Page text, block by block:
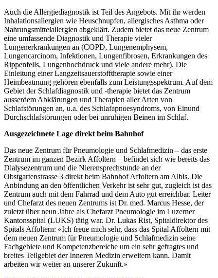
Auch die Allergiediagnostik ist Teil des Angebots. Mit ihr werden
Inhalationsallergien wie Heuschnupfen, allergisches Asthma oder
Nahrungsmittelallergien abgeklärt. Zudem bietet das neue Zentrum
eine umfassende Diagnostik und Therapie vieler
Lungenerkrankungen an (COPD, Lungenemphysem,
Lungencarcinom, Infektionen, Lungenfibrosen, Erkrankungen des
Rippenfells, Lungenhochdruck und viele andere mehr). Die
Einleitung einer Langzeitsauerstofftherapie sowie einer
Heimbeatmung gehören ebenfalls zum Leistungsspektrum. Auf dem
Gebiet der Schlafdiagnostik und -therapie bietet das Zentrum
ausserdem Abklärungen und Therapien aller Arten von
Schlafstörungen an, u.a. des Schlafapnoesyndroms, von Einund
Durchschlafstörungen oder bei unruhigen Beinen im Schlaf.
Ausgezeichnete Lage direkt beim Bahnhof
Das neue Zentrum für Pneumologie und Schlafmedizin – das erste
Zentrum im ganzen Bezirk Affoltern – befindet sich wie bereits das
Dialysezentrum und die Nierensprechstunde an der
Obstgartenstrasse 3 direkt beim Bahnhof Affoltern am Albis. Die
Anbindung an den öffentlichen Verkehr ist sehr gut, zugleich ist das
Zentrum auch mit dem Fahrrad und dem Auto gut erreichbar. Leiter
und Chefarzt des neuen Zentrums ist Dr. med. Marcus Hesse, der
zuletzt über neun Jahre als Chefarzt Pneumologie im Luzerner
Kantonsspital (LUKS) tätig war. Dr. Lukas Rist, Spitaldirektor des
Spitals Affoltern: «Ich freue mich sehr, dass das Spital Affoltern mit
dem neuen Zentrum für Pneumologie und Schlafmedizin seine
Fachgebiete und Kompetenzbereiche um ein sehr gefragtes und
breites Teilgebiet der Inneren Medizin erweitern kann. Damit
arbeiten wir weiter an unserer Zukunft.»